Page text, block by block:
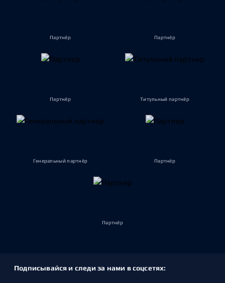
Партнёр Партнёр
Партнёр Титульный партнёр
Генеральный партнёр Партнёр
Партнёр
Подписывайся и следи за нами в соцсетях: